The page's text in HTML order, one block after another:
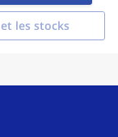
les stocks